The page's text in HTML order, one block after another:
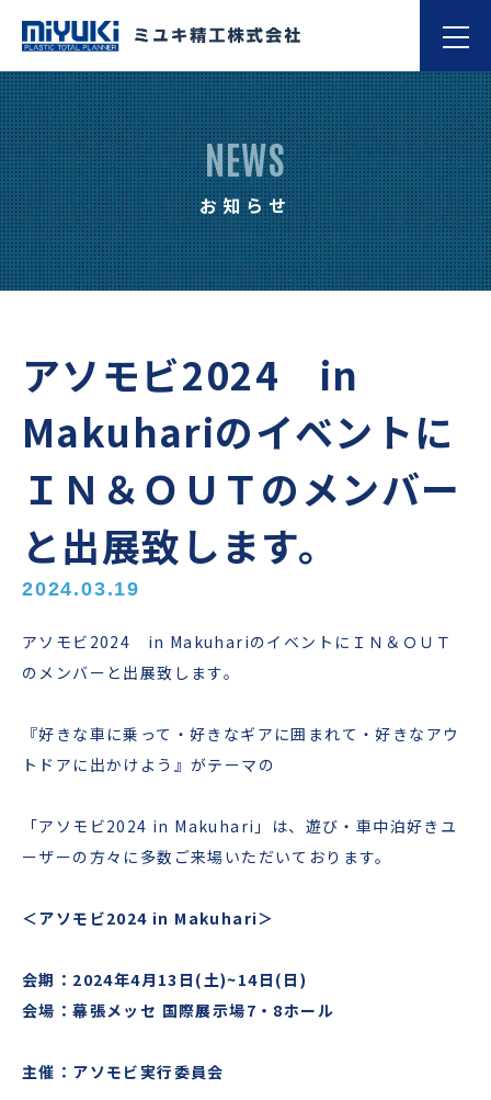
NEWS
お知らせ
アソモビ2024 in
Makuhariのイベントに
ＩＮ＆ＯＵＴのメンバー
と出展致します。
2024.03.19
アソモビ2024 in MakuhariのイベントにＩＮ＆ＯＵＴ
のメンバーと出展致します。
『好きな車に乗って・好きなギアに囲まれて・好きなアウ
トドアに出かけよう』がテーマの
「アソモビ2024 in Makuhari」は、遊び・車中泊好きユ
ーザーの方々に多数ご来場いただいております。
＜アソモビ2024 in Makuhari＞
会期： 2024年4月 13 日 (土)~14日 ( 日 )
会場：幕張メッセ 国際展示場7 ・ 8ホール
主催：アソモビ実行委員会